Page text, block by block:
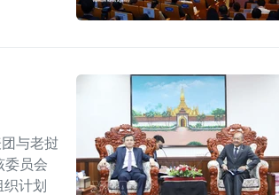
与老挝
委员会
计划